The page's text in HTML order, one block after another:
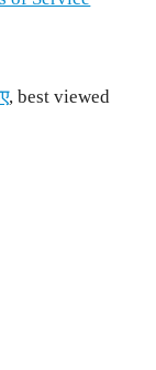
, best viewed